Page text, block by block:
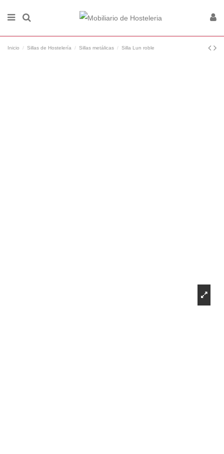
Inicio Sillas de Hostelería Sillas metálicas Silla Lun roble